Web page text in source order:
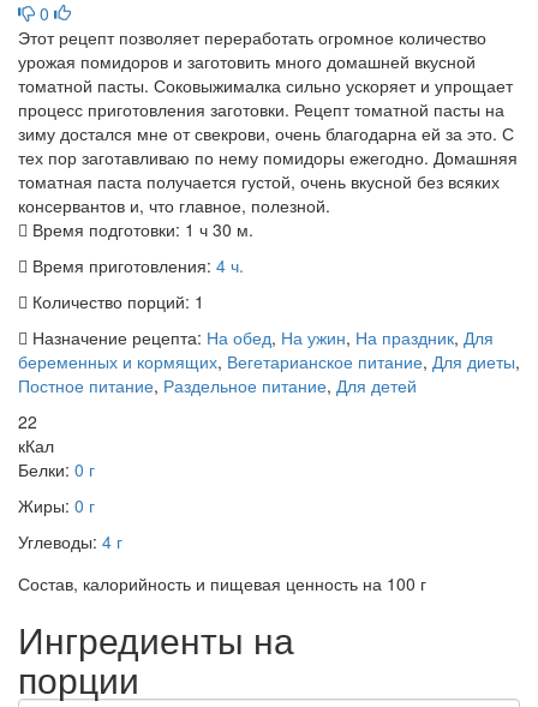
0
Этот рецепт позволяет переработать огромное количество
урожая помидоров и заготовить много домашней вкусной
томатной пасты. Соковыжималка сильно ускоряет и упрощает
процесс приготовления заготовки. Рецепт томатной пасты на
зиму достался мне от свекрови, очень благодарна ей за это. С
тех пор заготавливаю по нему помидоры ежегодно. Домашняя
томатная паста получается густой, очень вкусной без всяких
консервантов и, что главное, полезной.
Время подготовки: 1 ч 30 м.
Время приготовления: 4 ч.
Количество порций: 1
Назначение рецепта: На обед, На ужин, На праздник, Для
беременных и кормящих, Вегетарианское питание, Для диеты,
Постное питание, Раздельное питание, Для детей
22
кКал
Белки: 0 г
Жиры: 0 г
Углеводы: 4 г
Состав, калорийность и пищевая ценность на 100 г
Ингредиенты на
порции